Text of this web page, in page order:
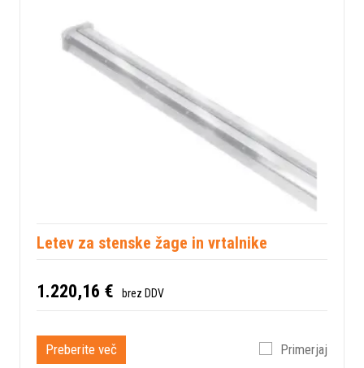
Letev za stenske žage in vrtalnike
1.220,16 € brez DDV
Preberite več Primerjaj